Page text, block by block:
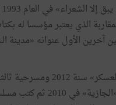
1994 واكتملتثلاثيته في فن المقاربة الذي
التجربة بعملين آخرين الأول عنوانه
كتب محمد بن صالح في المسرح «البحر
في 2013، وكتب في المسرح الإذاعي مسلسل